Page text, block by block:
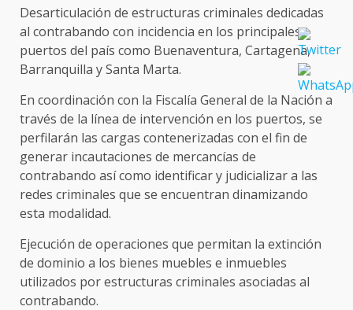
Desarticulación de estructuras criminales dedicadas
al contrabando con incidencia en los principales
puertos del país como Buenaventura, Cartagena,
Barranquilla y Santa Marta.
En coordinación con la Fiscalía General de la Nación a
través de la línea de intervención en los puertos, se
perfilarán las cargas contenerizadas con el fin de
generar incautaciones de mercancías de
contrabando así como identificar y judicializar a las
redes criminales que se encuentran dinamizando
esta modalidad.
Ejecución de operaciones que permitan la extinción
de dominio a los bienes muebles e inmuebles
utilizados por estructuras criminales asociadas al
contrabando.